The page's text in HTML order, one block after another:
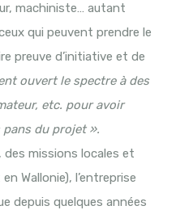
machiniste… autant
qui peuvent prendre le
preuve d’initiative et de
ouvert le spectre à des
etc. pour avoir
du projet ».
des missions locales et
Wallonie), l’entreprise
depuis quelques années